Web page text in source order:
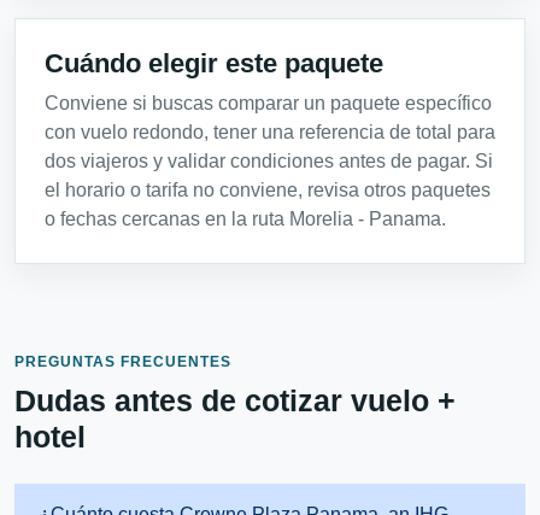
Cuándo elegir este paquete
Conviene si buscas comparar un paquete específico
con vuelo redondo, tener una referencia de total para
dos viajeros y validar condiciones antes de pagar. Si
el horario o tarifa no conviene, revisa otros paquetes
o fechas cercanas en la ruta Morelia - Panama.
PREGUNTAS FRECUENTES
Dudas antes de cotizar vuelo +
hotel